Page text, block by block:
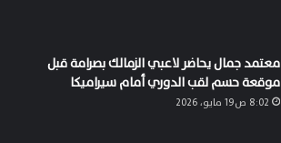
معتمد جمال يحاضر لاعبي الزمالك بصرامة قبل
موقعة حسم لقب الدوري أمام سيراميكا
8:02 ص19 مايو، 2026